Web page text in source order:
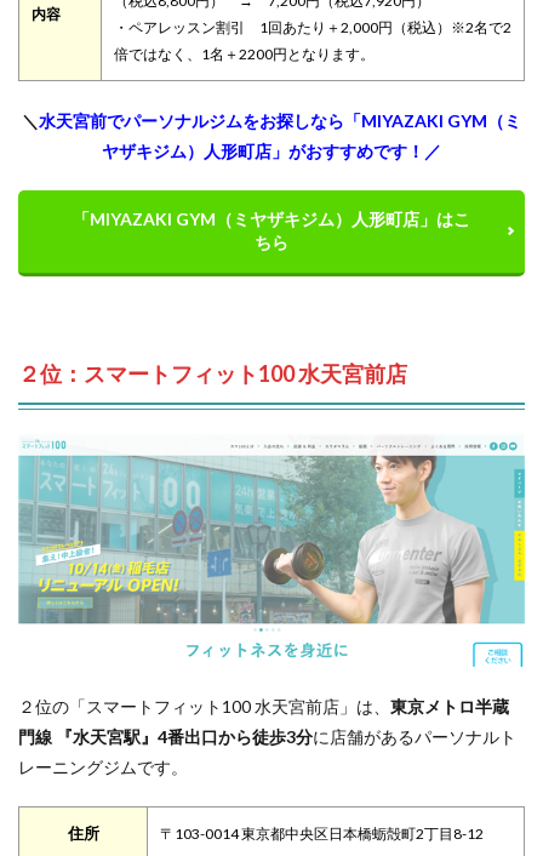
内容
・ペアレッスン割引 1回あたり＋2,000円（税込）※2名で2
倍ではなく、1名＋2200円となります。
＼水天宮前でパーソナルジムをお探しなら「MIYAZAKI GYM（ミ
ヤザキジム）人形町店」がおすすめです！／
「MIYAZAKI GYM（ミヤザキジム）人形町店」はこ
ちら
２位：スマートフィット100 水天宮前店
２位の「スマートフィット100 水天宮前店」は、 東京メトロ半蔵
門線 『水天宮駅』4番出口から徒歩3分に店舗があるパーソナルト
レーニングジムです。
住所 〒103-0014 東京都中央区日本橋蛎殻町2丁目8-12